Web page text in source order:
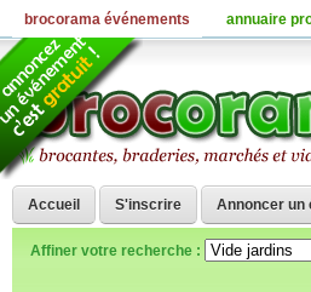
Accueil S'inscrire Annoncer un
Affiner votre recherche :
brocorama événements annuaire